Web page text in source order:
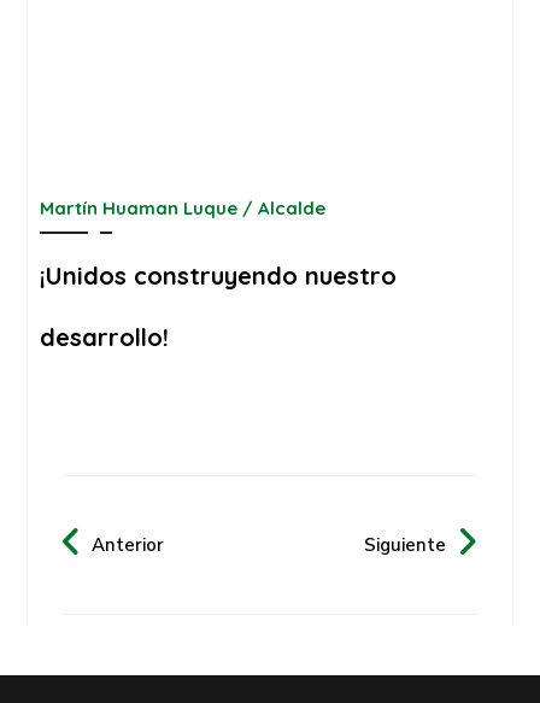
Martín Huaman Luque / Alcalde
¡Unidos construyendo nuestro
desarrollo!
Anterior Siguiente